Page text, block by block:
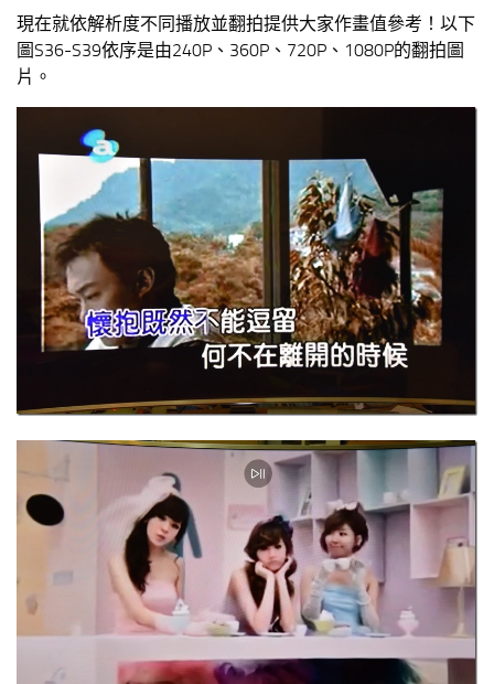
現在就依解析度不同播放並翻拍提供大家作畫值參考！以下
圖S36-S39依序是由240P、360P、720P、1080P的翻拍圖
片。